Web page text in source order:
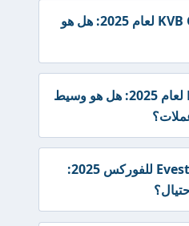
مراجعة وسيط KVB Global لعام 2025: هل هو
مراجعة Pi Securities لعام 2025: هل هو وسيط
مراجعة شركة إيفست Evest للفوركس 2025: